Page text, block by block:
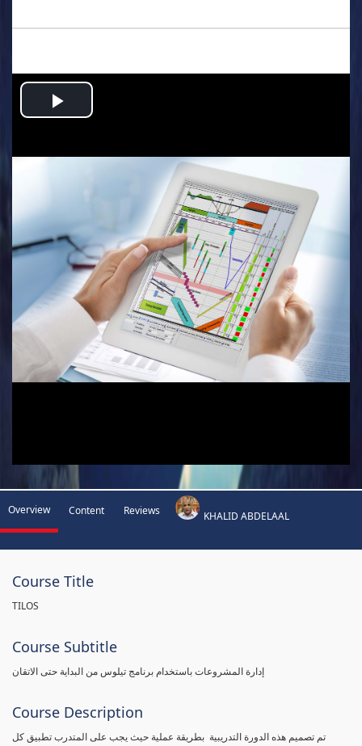
Play
Video
Overview Content Reviews KHALID ABDELAAL
Course Title
TILOS
Course Subtitle
إدارة المشروعات باستخدام برنامج تيلوس من البداية حتى الاتقان
Course Description
تم تصميم هذه الدورة التدريبية بطريقة عملية حيث يجب على المتدرب تطبيق كل